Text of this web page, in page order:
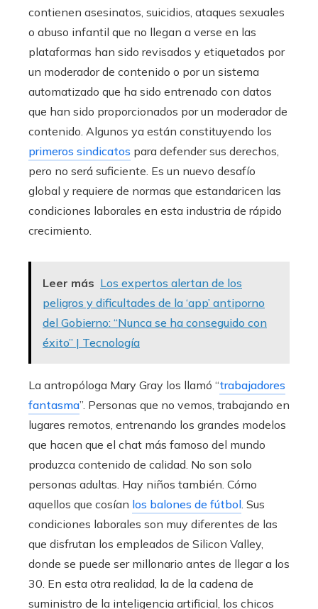
contienen asesinatos, suicidios, ataques sexuales
o abuso infantil que no llegan a verse en las
plataformas han sido revisados y etiquetados por
un moderador de contenido o por un sistema
automatizado que ha sido entrenado con datos
que han sido proporcionados por un moderador de
contenido. Algunos ya están constituyendo los
primeros sindicatos para defender sus derechos,
pero no será suficiente. Es un nuevo desafío
global y requiere de normas que estandaricen las
condiciones laborales en esta industria de rápido
crecimiento.
Leer más Los expertos alertan de los
peligros y dificultades de la ‘app’ antiporno
del Gobierno: “Nunca se ha conseguido con
éxito” | Tecnología
La antropóloga Mary Gray los llamó “trabajadores
fantasma”. Personas que no vemos, trabajando en
lugares remotos, entrenando los grandes modelos
que hacen que el chat más famoso del mundo
produzca contenido de calidad. No son solo
personas adultas. Hay niños también. Cómo
aquellos que cosían los balones de fútbol . Sus
condiciones laborales son muy diferentes de las
que disfrutan los empleados de Silicon Valley,
donde se puede ser millonario antes de llegar a los
30. En esta otra realidad, la de la cadena de
suministro de la inteligencia artificial, los chicos